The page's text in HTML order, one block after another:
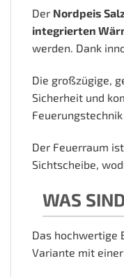
Der Nordpeis
integrierten
werden. Dank
Die großzügige,
Sicherheit und
Der Feuerraum
Sichtscheibe,
WAS
Das hochwertige
Variante mit